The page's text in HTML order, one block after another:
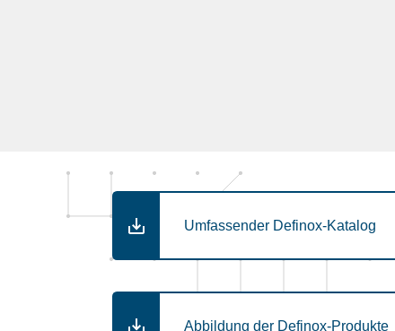
Umfassender Definox-Katalog
Abbildung der Definox-Produkte